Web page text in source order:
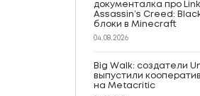
документалка про
Assassin’s Creed:
блоки в Minecraft
04.08.2026
Big Walk: создатели
выпустили
на Metacritic